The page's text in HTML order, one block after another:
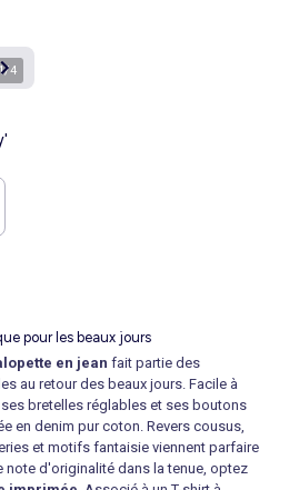
1/4
pour les beaux jours
en jean fait partie des
au retour des beaux jours. Facile à
bretelles réglables et ses boutons
en denim pur coton. Revers cousus,
et motifs fantaisie viennent parfaire
note d'originalité dans la tenue, optez